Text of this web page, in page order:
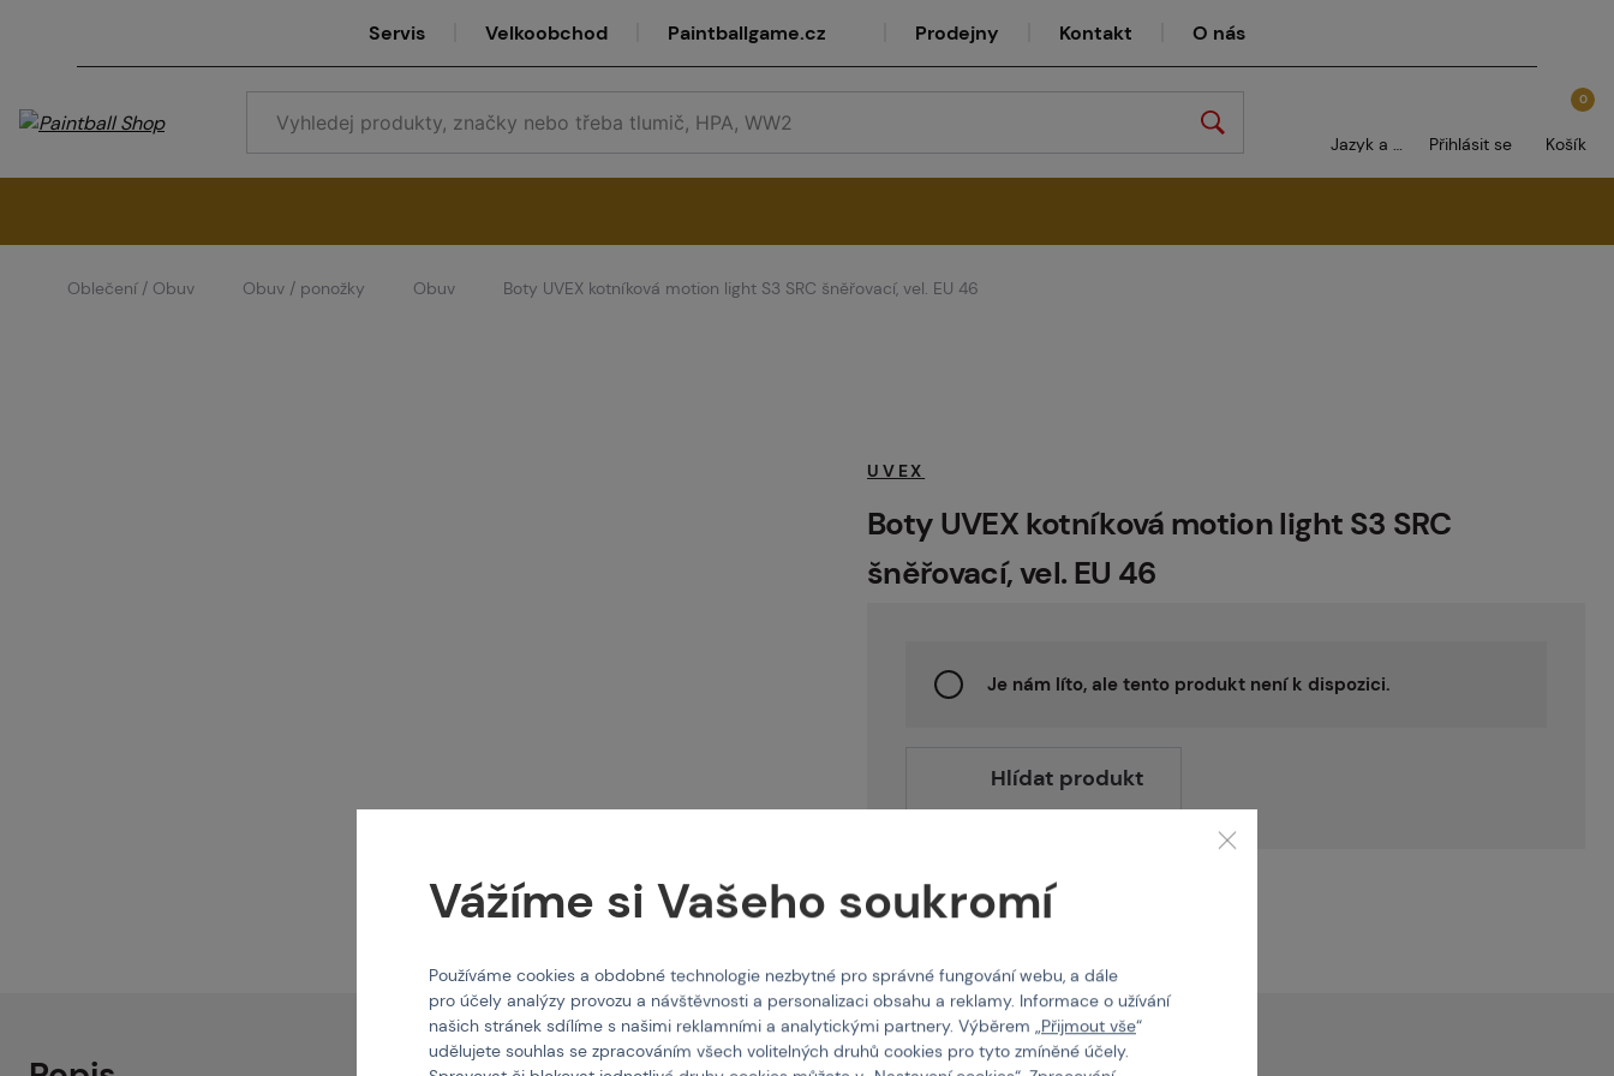
Servis Velkoobchod Paintballgame.cz Prodejny Kontakt O nás
Jazyk a měna Přihlásit se
0
Košík
Servis
O nás
Oblečení / Obuv Obuv / ponožky Obuv Boty UVEX kotníková motion light S3 SRC šněřovací, vel. EU 46
UVEX
Boty UVEX kotníková motion light S3 SRC
šněřovací, vel. EU 46
Je nám líto, ale tento produkt není k dispozici.
Hlídat produkt
Čištění skladu
Vážíme si Vašeho soukromí
Používáme cookies a obdobné technologie nezbytné pro správné fungování webu, a dále
pro účely analýzy provozu a návštěvnosti a personalizaci obsahu a reklamy. Informace o užívání
našich stránek sdílíme s našimi reklamními a analytickými partnery. Výběrem „Přijmout vše“
udělujete souhlas se zpracováním všech volitelných druhů cookies pro tyto zmíněné účely.